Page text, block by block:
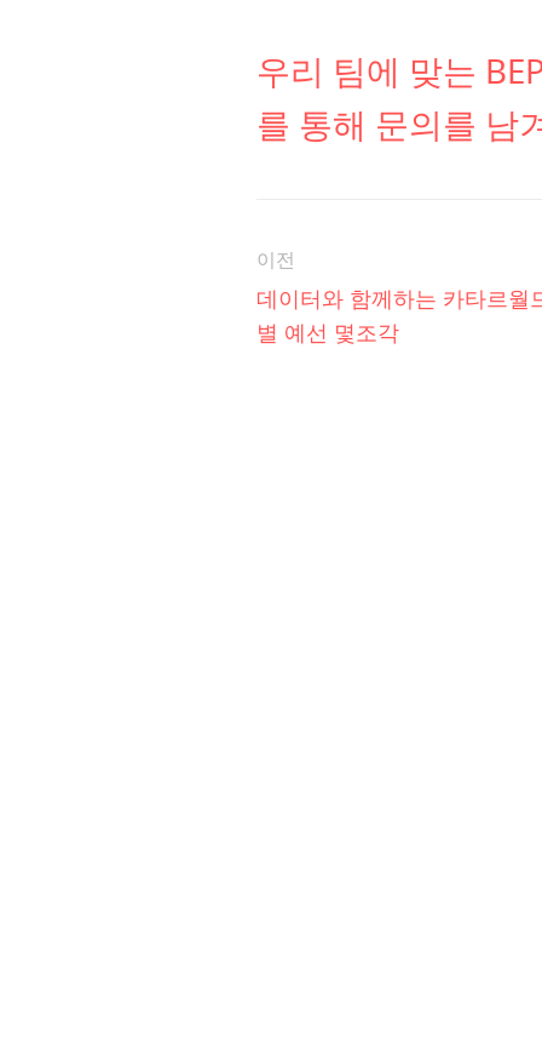
우리 팀에 맞는
를 통해 문의를 남
이전
데이터와 함께하는 카타르월
별 예선 몇조각